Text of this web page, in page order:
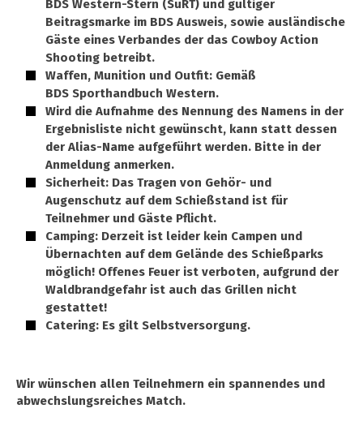
BDS Western-Stern (SuRT) und gültiger
Beitragsmarke im BDS Ausweis, sowie ausländische
Gäste eines Verbandes der das Cowboy Action
Shooting betreibt.
Waffen, Munition und Outfit: Gemäß
BDS Sporthandbuch Western.
Wird die Aufnahme des Nennung des Namens in der
Ergebnisliste nicht gewünscht, kann statt dessen
der Alias-Name aufgeführt werden. Bitte in der
Anmeldung anmerken.
Sicherheit: Das Tragen von Gehör- und
Augenschutz auf dem Schießstand ist für
Teilnehmer und Gäste Pflicht.
Camping: Derzeit ist leider kein Campen und
Übernachten auf dem Gelände des Schießparks
möglich! Offenes Feuer ist verboten, aufgrund der
Waldbrandgefahr ist auch das Grillen nicht
gestattet!
Catering: Es gilt Selbstversorgung.
Wir wünschen allen Teilnehmern ein spannendes und
abwechslungsreiches Match.